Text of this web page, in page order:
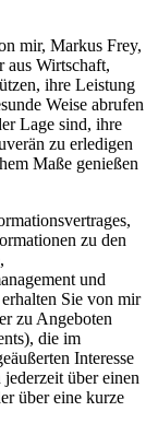
mir, Markus Frey,
aus Wirtschaft,
ihre Leistung
Weise abrufen
Lage sind, ihre
zu erledigen
Maße genießen
zu den
und
Sie von mir
zu Angeboten
die im
Interesse
über einen
über eine kurze